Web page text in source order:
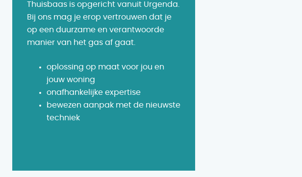
Thuisbaas is opgericht vanuit Urgenda.
Bij ons mag je erop vertrouwen dat je
op een duurzame en verantwoorde
manier van het gas af gaat.
oplossing op maat voor jou en
jouw woning
onafhankelijke expertise
bewezen aanpak met de nieuwste
techniek